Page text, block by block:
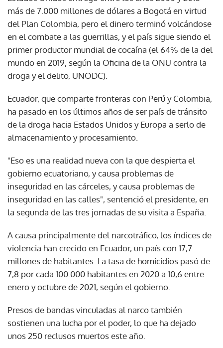
más de 7.000 millones de dólares a Bogotá en virtud
del Plan Colombia, pero el dinero terminó volcándose
en el combate a las guerrillas, y el país sigue siendo el
primer productor mundial de cocaína (el 64% de la del
mundo en 2019, según la Oficina de la ONU contra la
droga y el delito, UNODC).
Ecuador, que comparte fronteras con Perú y Colombia,
ha pasado en los últimos años de ser país de tránsito
de la droga hacia Estados Unidos y Europa a serlo de
almacenamiento y procesamiento.
"Eso es una realidad nueva con la que despierta el
gobierno ecuatoriano, y causa problemas de
inseguridad en las cárceles, y causa problemas de
inseguridad en las calles", sentenció el presidente, en
la segunda de las tres jornadas de su visita a España.
A causa principalmente del narcotráfico, los índices de
violencia han crecido en Ecuador, un país con 17,7
millones de habitantes. La tasa de homicidios pasó de
7,8 por cada 100.000 habitantes en 2020 a 10,6 entre
enero y octubre de 2021, según el gobierno.
Presos de bandas vinculadas al narco también
sostienen una lucha por el poder, lo que ha dejado
unos 250 reclusos muertos este año.